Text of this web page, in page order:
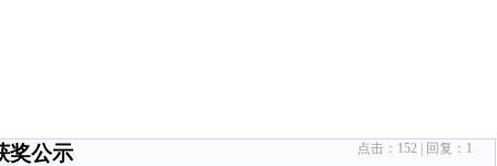
奖公示 点击： 152 | 回复： 1